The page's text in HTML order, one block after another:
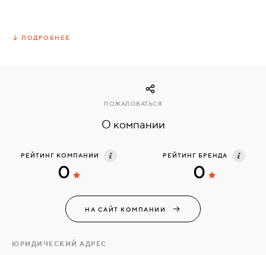
СВЯЗАТЬСЯ
НАМИ
ВОЙТИ
или квартиру.
ПОДРОБНЕЕ
О компании
ПОЖАЛОВАТЬСЯ
РЕЙТИНГ КОМПАНИИ
0
РЕЙТИНГ БРЕНДА
0
НА САЙТ КОМПАНИИ
ЮРИДИЧЕСКИЙ АДРЕС